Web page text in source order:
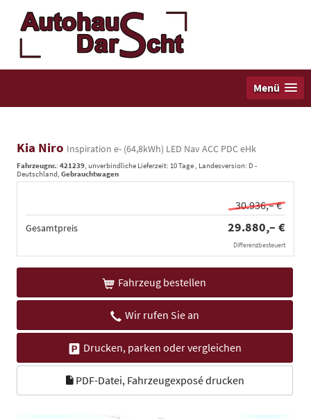
Menü
Kia Niro Inspiration e- (64,8kWh) LED Nav ACC PDC eHk
Fahrzeugnr.: 421239 , unverbindliche Lieferzeit: 10 Tage , Landesversion: D -
Deutschland, Gebrauchtwagen
30.936,– €
Gesamtpreis 29.880,– €
Differenzbesteuert
Fahrzeug bestellen
Wir rufen Sie an
Drucken, parken oder vergleichen
PDF-Datei, Fahrzeugexposé drucken